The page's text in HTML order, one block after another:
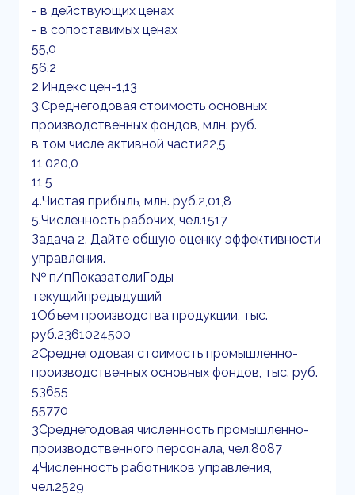
- в действующих ценах
- в сопоставимых ценах
55,0
56,2
2.Индекс цен-1,13
3.Среднегодовая стоимость основных
производственных фондов, млн. руб.,
в том числе активной части22,5
11,020,0
11,5
4.Чистая прибыль, млн. руб.2,01,8
5.Численность рабочих, чел.1517
Задача 2. Дайте общую оценку эффективности
управления.
№ п/пПоказателиГоды
текущийпредыдущий
1Объем производства продукции, тыс.
руб.2361024500
2Среднегодовая стоимость промышленно-
производственных основных фондов, тыс. руб.
53655
55770
3Среднегодовая численность промышленно-
производственного персонала, чел.8087
4Численность работников управления,
чел.2529